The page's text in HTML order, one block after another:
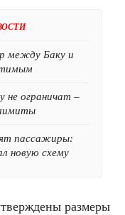
между Баку и
не ограничат –
пассажиры:
новую схему
размеры